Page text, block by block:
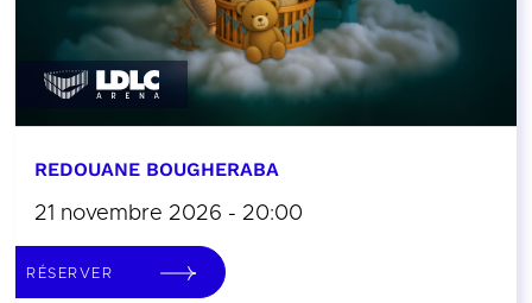
REDOUANE BOUGHERABA
21 novembre 2026 - 20:00
RÉSERVER